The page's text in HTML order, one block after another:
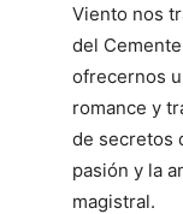
Viento nos
del
ofrecernos
romance y
de secretos
pasión y la
magistral.